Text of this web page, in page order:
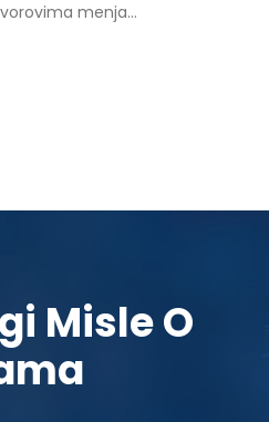
menja…
Misle O